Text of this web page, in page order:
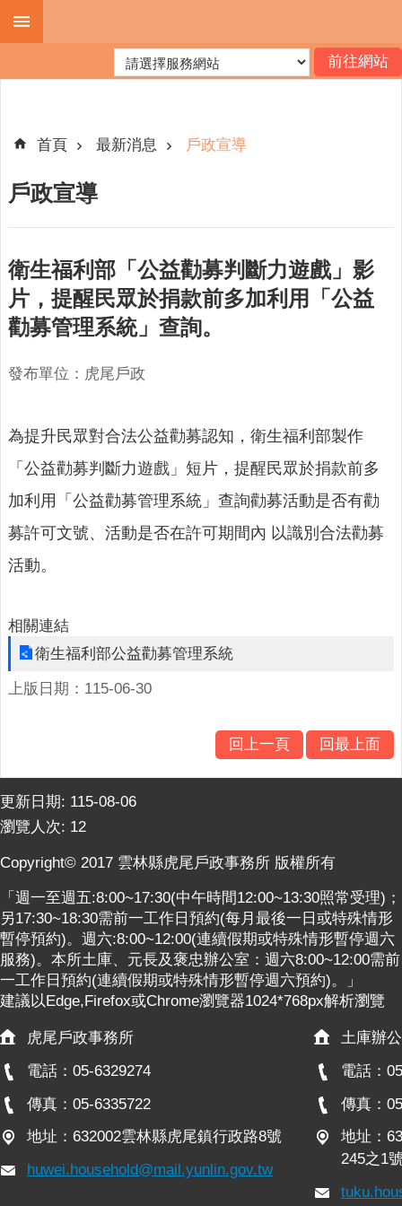
跳到主要內容區塊
階
關
介
便
民
務
口
統
計
最
新
消
息
開
訊
主
民
意
交
流
相
關
連
結
網
導
查
首頁 最新消息 戶政宣導
戶政宣導
衛生福利部「公益勸募判斷力遊戲」影
片，提醒民眾於捐款前多加利用「公益
勸募管理系統」查詢。
發布單位：虎尾戶政
為提升民眾對合法公益勸募認知，衛生福利部製作
「公益勸募判斷力遊戲」短片，提醒民眾於捐款前多
加利用「公益勸募管理系統」查詢勸募活動是否有勸
募許可文號、活動是否在許可期間內 以識別合法勸募
活動。
相關連結
衛生福利部公益勸募管理系統
上版日期：115-06-30
回上一頁 回最上面
更新日期: 115-08-06
瀏覽人次: 12
Copyright© 2017 雲林縣虎尾戶政事務所 版權所有
「週一至週五:8:00~17:30(中午時間12:00~13:30照常受理)；
另17:30~18:30需前一工作日預約(每月最後一日或特殊情形
暫停預約)。週六:8:00~12:00(連續假期或特殊情形暫停週六
服務)。本所土庫、元長及褒忠辦公室：週六8:00~12:00需前
一工作日預約(連續假期或特殊情形暫停週六預約)。」
建議以Edge,Firefox或Chrome瀏覽器1024*768px解析瀏覽
虎尾戶政事務所
電話：05-6329274
傳真：05-6335722
地址：632002雲林縣虎尾鎮行政路8號
huwei.household@mail.yunlin.gov.tw
土庫辦
電話：
傳真：
地址：
245之1